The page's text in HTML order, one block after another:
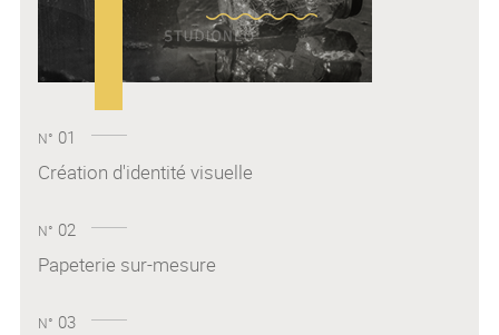
N° 01
Création d'identité visuelle
N° 02
Papeterie sur-mesure
N° 03